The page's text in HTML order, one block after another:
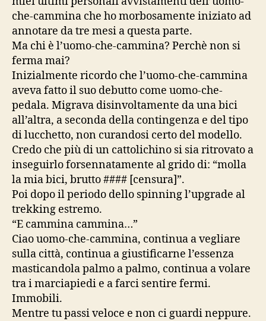
che-cammina che ho morbosamente iniziato ad
annotare da tre mesi a questa parte.
Ma chi è l’uomo-che-cammina? Perchè non si
ferma mai?
Inizialmente ricordo che l’uomo-che-cammina
aveva fatto il suo debutto come uomo-che-
pedala. Migrava disinvoltamente da una bici
all’altra, a seconda della contingenza e del tipo
di lucchetto, non curandosi certo del modello.
Credo che più di un cattolichino si sia ritrovato a
inseguirlo forsennatamente al grido di: “molla
la mia bici, brutto #### [censura]”.
Poi dopo il periodo dello spinning l’upgrade al
trekking estremo.
“E cammina cammina…”
Ciao uomo-che-cammina, continua a vegliare
sulla città, continua a giustificarne l’essenza
masticandola palmo a palmo, continua a volare
tra i marciapiedi e a farci sentire fermi.
Immobili.
Mentre tu passi veloce e non ci guardi neppure.